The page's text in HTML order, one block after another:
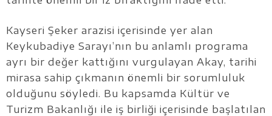
Kayseri Şeker arazisi içerisinde yer alan
Keykubadiye Sarayı’nın bu anlamlı programa
ayrı bir değer kattığını vurgulayan Akay, tarihi
mirasa sahip çıkmanın önemli bir sorumluluk
olduğunu söyledi. Bu kapsamda Kültür ve
Turizm Bakanlığı ile iş birliği içerisinde başlatılan